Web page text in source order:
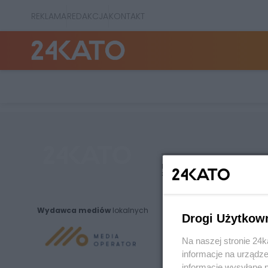
REKLAMAREDAKCJAKONTAKT
Wydawca mediów lokalnych
Nie zapomnij
zapoznać się z:
polityką prywatności
Drogi
Na naszej stronie
informacje na